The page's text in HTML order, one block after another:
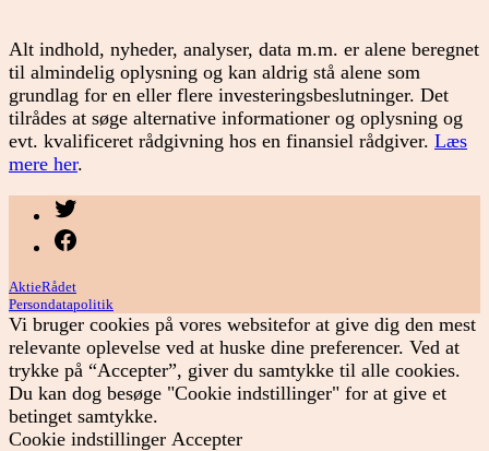
Alt indhold, nyheder, analyser, data m.m. er alene beregnet
til almindelig oplysning og kan aldrig stå alene som
grundlag for en eller flere investeringsbeslutninger. Det
tilrådes at søge alternative informationer og oplysning og
evt. kvalificeret rådgivning hos en finansiel rådgiver. Læs
mere her.
AktieRådet
Persondatapolitik
Vi bruger cookies på vores websitefor at give dig den mest
relevante oplevelse ved at huske dine preferencer. Ved at
trykke på “Accepter”, giver du samtykke til alle cookies.
Du kan dog besøge "Cookie indstillinger" for at give et
betinget samtykke.
Cookie indstillinger Accepter